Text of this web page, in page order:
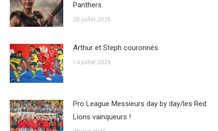
Panthers
28 juillet 2026
Arthur et Steph couronnés
14 juillet 2026
Pro League Messieurs day by day/les Red
Lions vainqueurs !